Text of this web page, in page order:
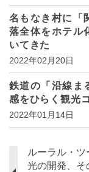
名もなき村に「
落全体をホテル
いてきた
2022年02月20日
鉄道の「沿線ま
感をひらく観光
2022年01月14日
ルーラル・
光の開発、そ